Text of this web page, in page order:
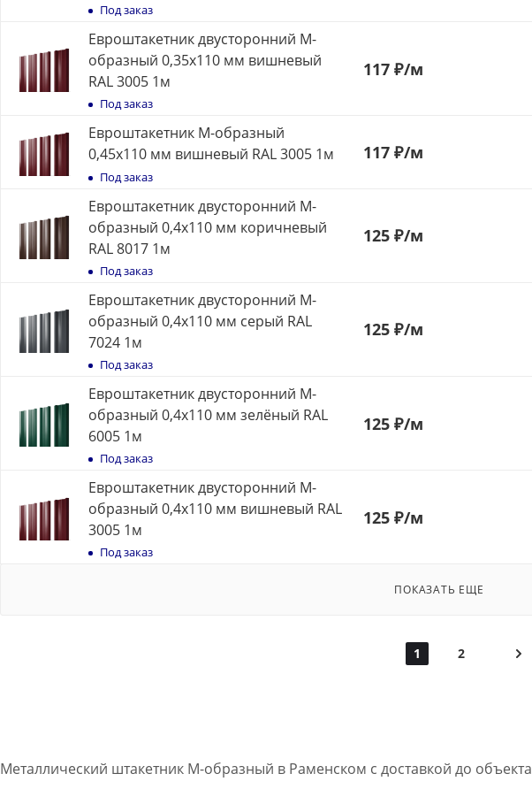
Под заказ
Евроштакетник двусторонний М-
образный 0,35x110 мм вишневый
RAL 3005 1м
Под заказ
117 ₽/м
Евроштакетник М-образный
0,45x110 мм вишневый RAL 3005 1м
Под заказ
117 ₽/м
Евроштакетник двусторонний М-
образный 0,4x110 мм коричневый
RAL 8017 1м
Под заказ
125 ₽/м
Евроштакетник двусторонний М-
образный 0,4x110 мм серый RAL
7024 1м
Под заказ
125 ₽/м
Евроштакетник двусторонний М-
образный 0,4x110 мм зелёный RAL
6005 1м
Под заказ
125 ₽/м
Евроштакетник двусторонний М-
образный 0,4x110 мм вишневый RAL
3005 1м
Под заказ
125 ₽/м
ПОКАЗАТЬ ЕЩЕ
1 2
Металлический штакетник М-образный в Раменском с доставкой до объекта